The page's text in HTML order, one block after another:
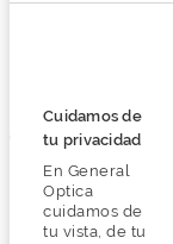
Cuidamos de
tu privacidad
En General
Optica
cuidamos de
tu vista, de tu